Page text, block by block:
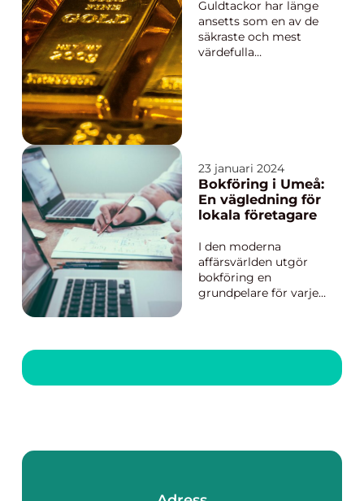
på kan det vara...
bol
Guldtackor har länge
ansetts som en av de
säkraste och mest
värdefulla
sitt kapital....
23 januari 2024
Bokföring i Umeå:
En vägledning för
lokala företagare
I den moderna
affärsvärlden utgör
bokföring en
grundpelare för varje
präglas av innovation
är korrekt och effektiv